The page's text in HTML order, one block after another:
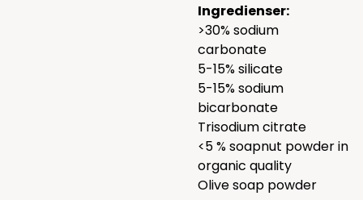
Ingredienser:
>30% sodium
carbonate
5-15% silicate
5-15% sodium
bicarbonate
Trisodium citrate
<5 % soapnut powder in
organic quality
Olive soap powder